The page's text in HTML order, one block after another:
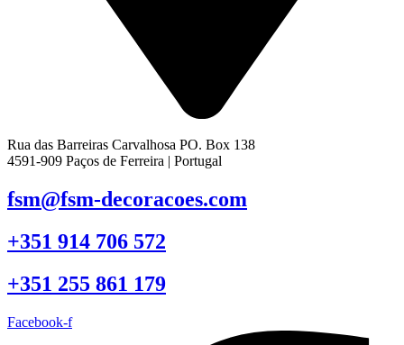
Rua das Barreiras Carvalhosa PO. Box 138
4591-909 Paços de Ferreira | Portugal
fsm@fsm-decoracoes.com
+351 914 706 572
+351 255 861 179
Facebook-f